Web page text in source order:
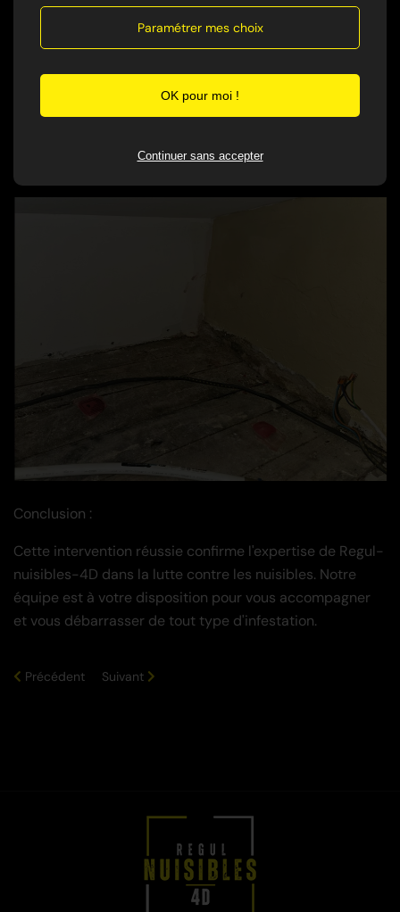
d'éviter toute réinfestation.
étanche au maximum votre logement pour éviter pour
Conclusion :
Cette intervention réussie confirme l'expertise de Regul-
nuisibles-4D dans la lutte contre les nuisibles. Notre
équipe est à votre disposition pour vous accompagner
et vous débarrasser de tout type d'infestation.
Précédent Suivant
Paramétrer mes choix
OK pour moi !
Continuer sans accepter